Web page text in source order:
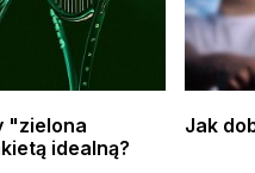
"zielona
idealną?
Jak